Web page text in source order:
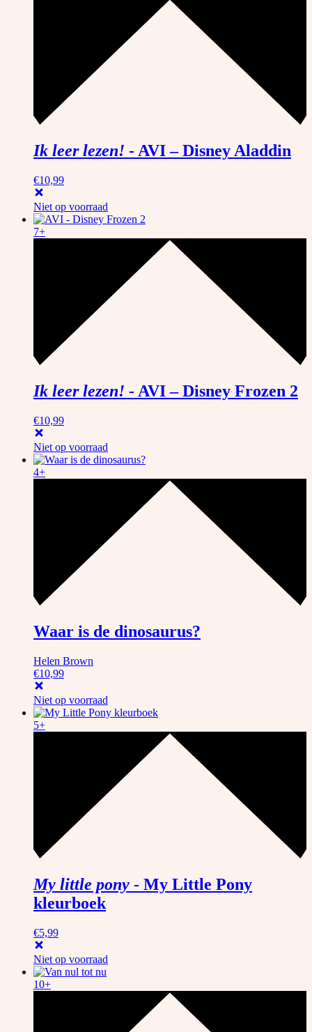
Ik leer lezen! - AVI – Disney Aladdin
€10,99
Niet op voorraad
7+
Ik leer lezen! - AVI – Disney Frozen 2
€10,99
Niet op voorraad
4+
Waar is de dinosaurus?
Helen Brown
€10,99
Niet op voorraad
5+
My little pony - My Little Pony
kleurboek
€5,99
Niet op voorraad
10+